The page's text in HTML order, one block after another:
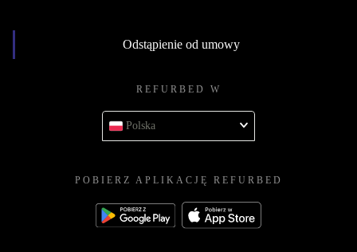
Odstąpienie od umowy
REFURBED W
Polska
POBIERZ APLIKACJĘ REFURBED